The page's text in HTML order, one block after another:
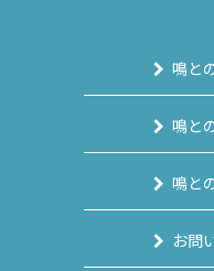
鳴と
鳴と
鳴と
お問